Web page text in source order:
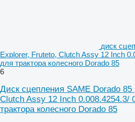
диск
Explorer, Fruteto, Clutch Assy 12 Inch
для трактора колесного Dorado 85
6
Диск сцепления SAME Dorado
Clutch Assy 12 Inch 0.008.4254.3/
трактора колесного Dorado 85